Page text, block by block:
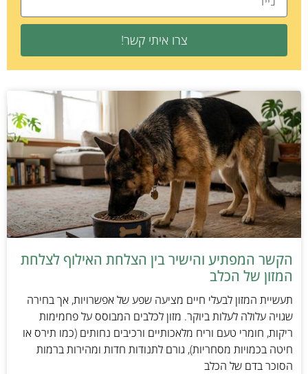
צרו איתי קשר!
הקשר המפתיע והישיר בין הצלחת האילוף לצלחת
המזון של הכלב
תעשיית המזון לבעלי חיים מציעה שפע של אפשרויות, אך בחירה
שגויה עלולה לעלות ביוקר. מזון לכלבים המבוסס על פחמימות
ריקות, חומרי טעם וריח מלאכותיים ורכיבים נחותים (כמו תירס או
חיטה בכמויות מסחריות), גורם לתנודות חדות ומהירות ברמות
הסוכר בדם של הכלב